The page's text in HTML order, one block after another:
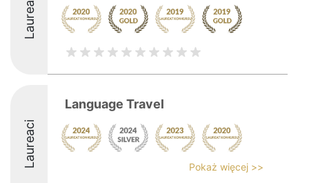
Laureaci
Laureaci
Language Travel
Pokaż więcej >>